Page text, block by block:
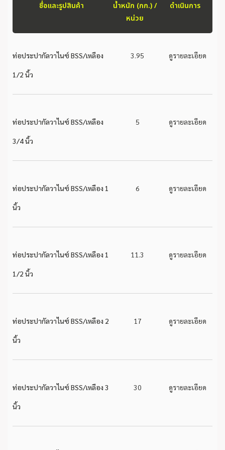
ชื่อและรูปสินค้า
น้ำหนัก (กก.) /
หน่วย
ดำเนินการ
ท่อประปากัลวาไนซ์ BSS/เหลือง
1/2 นิ้ว
3.95 ดูรายละเอียด
ท่อประปากัลวาไนซ์ BSS/เหลือง
3/4 นิ้ว
5 ดูรายละเอียด
ท่อประปากัลวาไนซ์ BSS/เหลือง 1
นิ้ว
6 ดูรายละเอียด
ท่อประปากัลวาไนซ์ BSS/เหลือง 1
1/2 นิ้ว
11.3 ดูรายละเอียด
ท่อประปากัลวาไนซ์ BSS/เหลือง 2
นิ้ว
17 ดูรายละเอียด
ท่อประปากัลวาไนซ์ BSS/เหลือง 3
นิ้ว
30 ดูรายละเอียด